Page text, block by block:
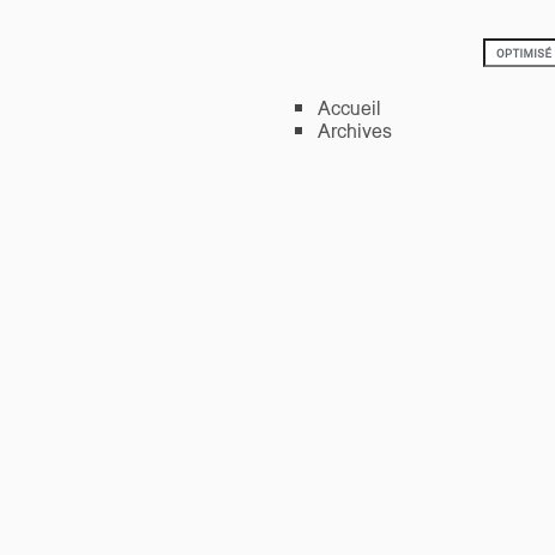
Accueil
Archives